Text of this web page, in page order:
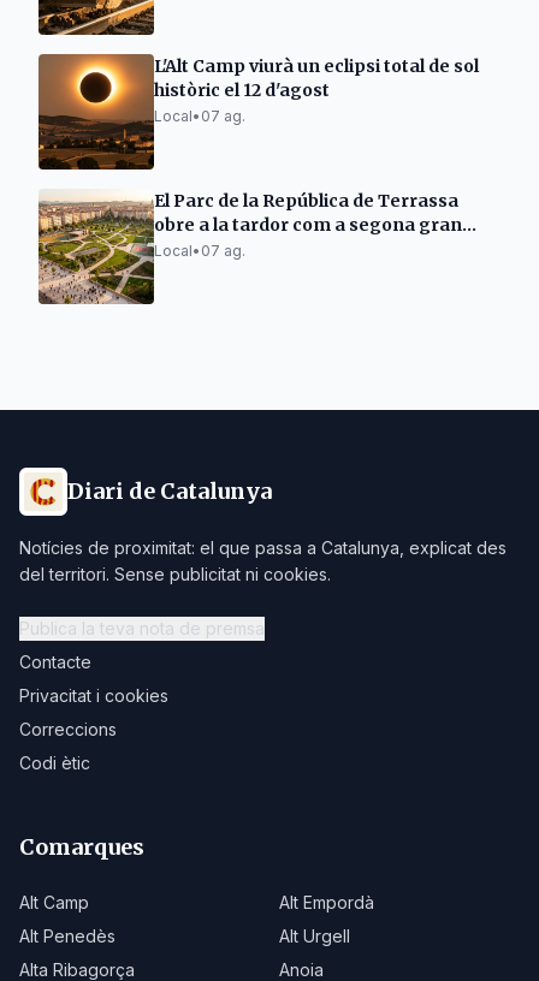
L'Alt Camp viurà un eclipsi total de sol
històric el 12 d'agost
Local• 07 ag.
El Parc de la República de Terrassa
obre a la tardor com a segona gran
zona verda
Local• 07 ag.
Diari de Catalunya
Notícies de proximitat: el que passa a Catalunya, explicat des
del territori. Sense publicitat ni cookies.
Publica la teva nota de premsa
Contacte
Privacitat i cookies
Correccions
Codi ètic
Comarques
Alt Camp
Alt Empordà
Alt Penedès
Alt Urgell
Alta Ribagorça
Anoia